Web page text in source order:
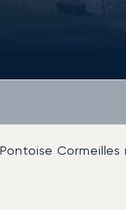
Pontoise Cormeilles